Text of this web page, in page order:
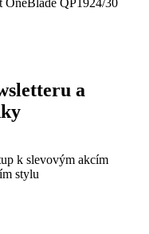
OneBlade QP1924/30
a
k slevovým akcím
stylu